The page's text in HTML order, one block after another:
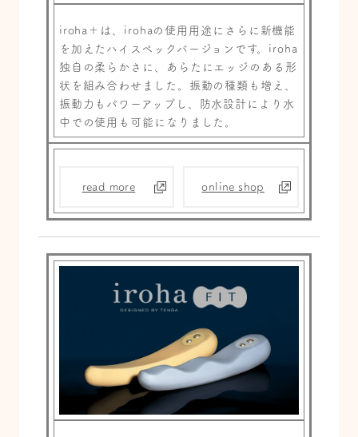
iroha＋は、irohaの使用用途にさらに新機能
を加えたハイスペックバージョンです。iroha
独自の柔らかさに、あらたにエッジのある形
状を組み合わせました。振動の種類も増え、
振動力もパワーアップし、防水設計により水
中での使用も可能になりました。
read more online shop